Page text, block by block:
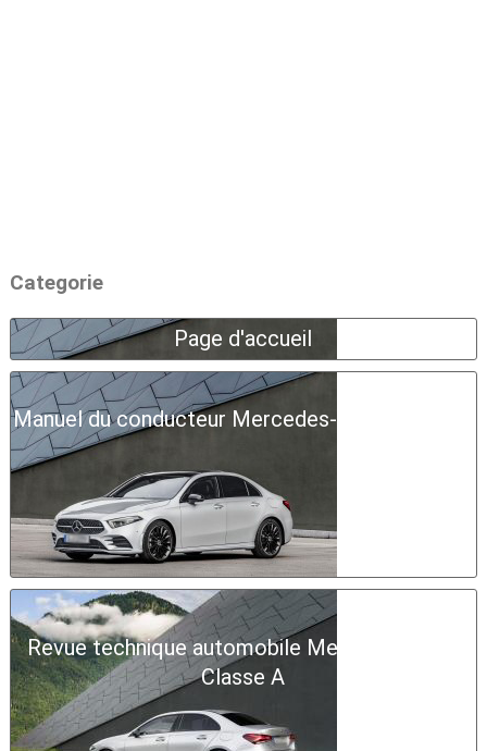
Categorie
Page d'accueil
Manuel du conducteur Mercedes-Benz Classe A
Revue technique automobile Mercedes-Benz
Classe A